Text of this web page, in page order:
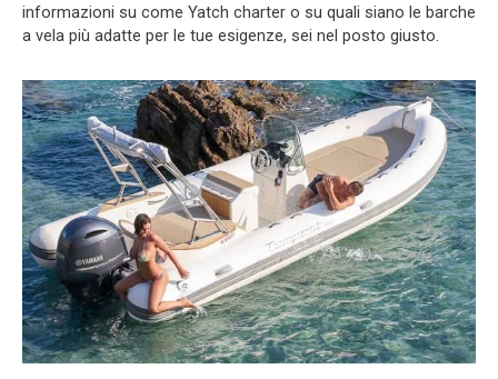
informazioni su come Yatch charter o su quali siano le barche
a vela più adatte per le tue esigenze, sei nel posto giusto.